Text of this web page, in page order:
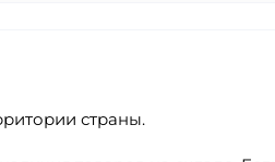
страны.